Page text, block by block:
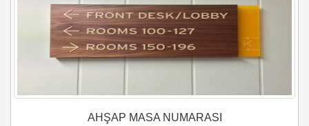
AHŞAP MASA NUMARASI